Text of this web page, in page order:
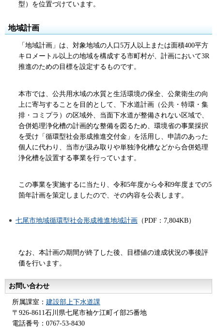
型）を位置づけています。
地域計画
「地域計画」は、対象地域の人口5万人以上または面積400平方
キロメートル以上の地域を構成する市町村が、計画において3R
推進のための目標を設定するものです。
本市では、公共用水域の水質と生活環境の保全、公衆衛生の向
上に寄与することを目的として、下水道計画（公共・特環・集
排・コミプラ）の区域外、当面下水道が整備されない区域で、
合併処理浄化槽の計画的な整備を図るため、環境省の事業採択
を受け「循環型社会形成推進交付金」を活用し、申請のあった
個人に代わり、当市が汲み取りや単独浄化槽などから合併処理
浄化槽を設置する事業を行っています。
この事業を実施するに当たり、令和5年度から令和9年度までの5
箇年計画を策定しましたので、その内容を公表します。
七尾市地域循環型社会形成推進地域計画 （PDF：7,804KB）
なお、本計画の期間が終了した後、目標値の達成状況の事後評
価を行います。
お問い合わせ
所属課室： 建設部上下水道課
〒926-8611石川県七尾市袖ケ江町イ部25番地
電話番号：0767-53-8430